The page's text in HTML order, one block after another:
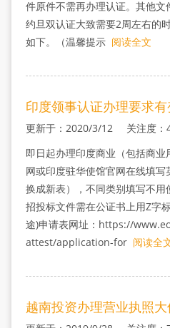
件原件不需再办理认证。其他
约旦双认证大致需要2周左右的
如下。（温馨提示 阅读全文
印度领事认证办理要求
更新于：2020/3/12 关注度：
即日起办理印度商业（包括商
网或印度驻华使馆官网在线填
换成新表），不同类别填写不
招投标文件需在公证书上用Z字
途)申请表网址：https://
attest/application-for 阅读全
越南投资办理营业执照